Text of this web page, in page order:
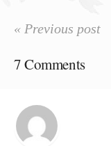
« Previous post
7 Comments